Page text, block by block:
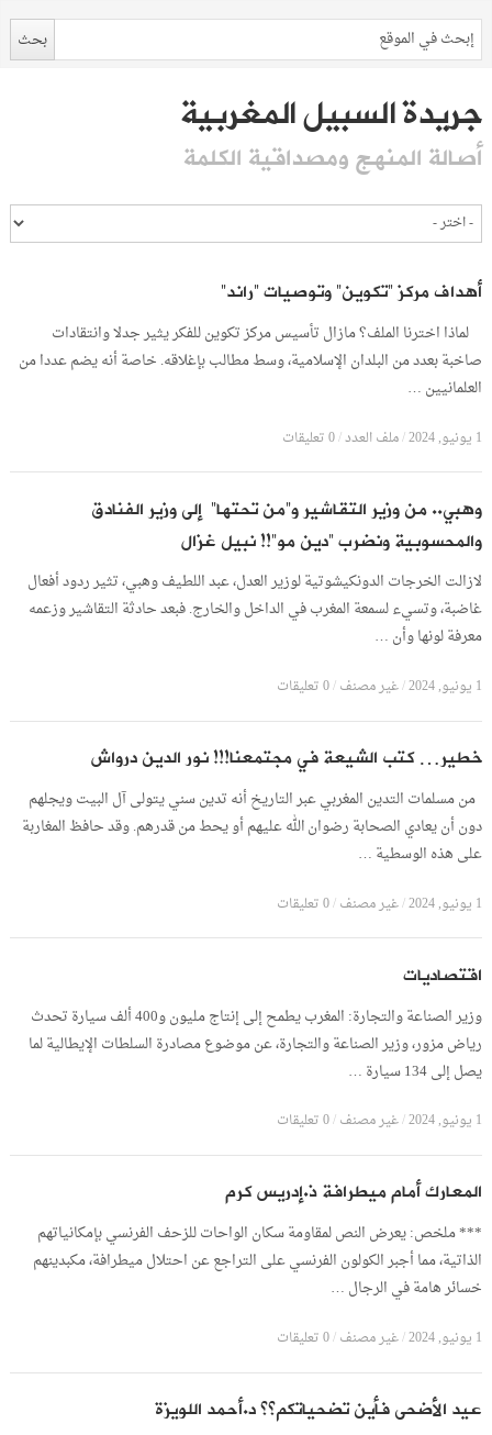
جريدة السبيل المغربية
أصالة المنهج ومصداقية الكلمة
أهداف مركز “تكوين” وتوصيات “راند”
لماذا اخترنا الملف؟ مازال تأسيس مركز تكوين للفكر يثير جدلا وانتقادات
صاخبة بعدد من البلدان الإسلامية، وسط مطالب بإغلاقه. خاصة أنه يضم عددا من
العلمانيين …
1 يونيو, 2024 /ملف العدد/0 تعليقات
وهبي.. من وزير التقاشير و”من تحتها” إلى وزير الفنادق
والمحسوبية ونضرب “دين مو”!! نبيل غزال
لازالت الخرجات الدونكيشوتية لوزير العدل، عبد اللطيف وهبي، تثير ردود أفعال
غاضبة، وتسيء لسمعة المغرب في الداخل والخارج. فبعد حادثة التقاشير وزعمه
معرفة لونها وأن …
1 يونيو, 2024 /غير مصنف/0 تعليقات
خطير… كتب الشيعة في مجتمعنا!!! نور الدين درواش
من مسلمات التدين المغربي عبر التاريخ أنه تدين سني يتولى آل البيت ويجلهم
دون أن يعادي الصحابة رضوان الله عليهم أو يحط من قدرهم. وقد حافظ المغاربة
على هذه الوسطية …
1 يونيو, 2024 /غير مصنف/0 تعليقات
اقتصاديات
وزير الصناعة والتجارة: المغرب يطمح إلى إنتاج مليون و400 ألف سيارة تحدث
رياض مزور، وزير الصناعة والتجارة، عن موضوع مصادرة السلطات الإيطالية لما
يصل إلى 134 سيارة …
1 يونيو, 2024 /غير مصنف/0 تعليقات
المعارك أمام ميطرافة ذ.إدريس كرم
*** ملخص: يعرض النص لمقاومة سكان الواحات للزحف الفرنسي بإمكانياتهم
الذاتية، مما أجبر الكولون الفرنسي على التراجع عن احتلال ميطرافة، مكبدينهم
خسائر هامة في الرجال …
1 يونيو, 2024 /غير مصنف/0 تعليقات
عيد الأضحى فأين تضحياتكم؟؟ د.أحمد اللويزة